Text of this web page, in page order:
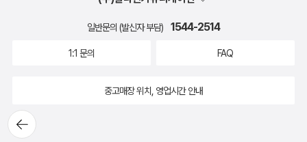
뒤로가
기
일반문의 (발신자 부담) 1544-2514
1:1 문의 FAQ
중고매장 위치, 영업시간 안내